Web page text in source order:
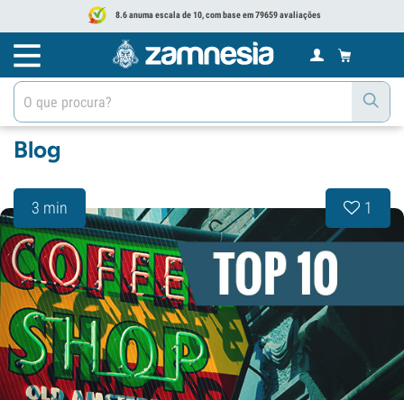
8.6 anuma escala de 10, com base em 79659 avaliações
Blog
3 min 1